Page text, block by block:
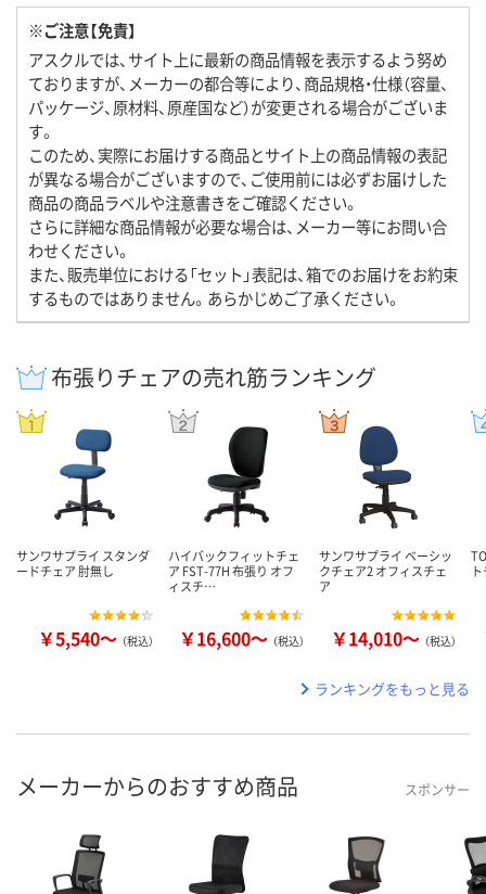
※ご注意【免責】
アスクルでは、サイト上に最新の商品情報を表示するよう努め
ておりますが、メーカーの都合等により、商品規格・仕様（容量、
パッケージ、原材料、原産国など）が変更される場合がございま
す。
このため、実際にお届けする商品とサイト上の商品情報の表記
が異なる場合がございますので、ご使用前には必ずお届けした
商品の商品ラベルや注意書きをご確認ください。
さらに詳細な商品情報が必要な場合は、メーカー等にお問い合
わせください。
また、販売単位における「セット」表記は、箱でのお届けをお約束
するものではありません。あらかじめご了承ください。
布張りチェアの売れ筋ランキング
サンワサプライ スタンダ
ードチェア 肘無し
￥5,540～ （税込）
ハイバックフィットチェ
ア FST-77H 布張り オフ
ィスチ…
￥16,600～ （税込）
サンワサプライ ベーシッ
クチェア2 オフィスチェ
ア
￥14,010～ （税込）
ランキングをもっと見る
メーカーからのおすすめ商品 スポンサー